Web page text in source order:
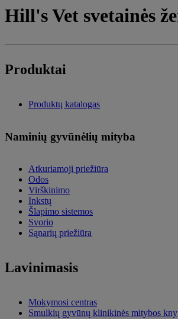
Hill's Vet svetainės
Produktai
Produktų katalogas
Naminių gyvūnėlių mityba
Atkuriamoji priežiūra
Odos
Virškinimo
Inkstų
Šlapimo sistemos
Svorio
Sąnarių priežiūra
Lavinimasis
Mokymosi centras
Smulkių gyvūnų klinikinės mitybos